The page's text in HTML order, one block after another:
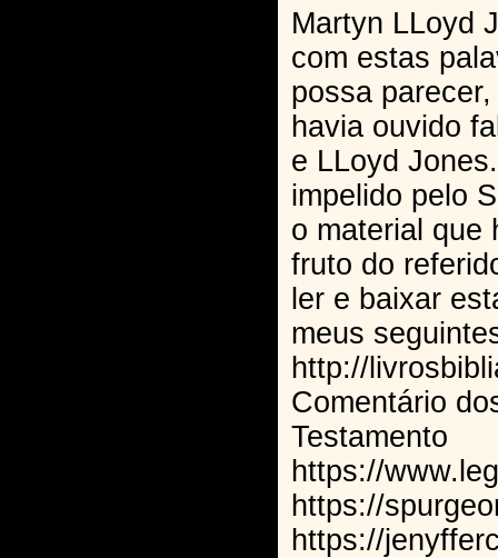
Martyn LLoyd
com estas
possa
havia ouvido
e LLoyd
impelido pelo
o material que
fruto do
ler e baixar
meus
http://
Comentário
Testamento
https://
https://
https://